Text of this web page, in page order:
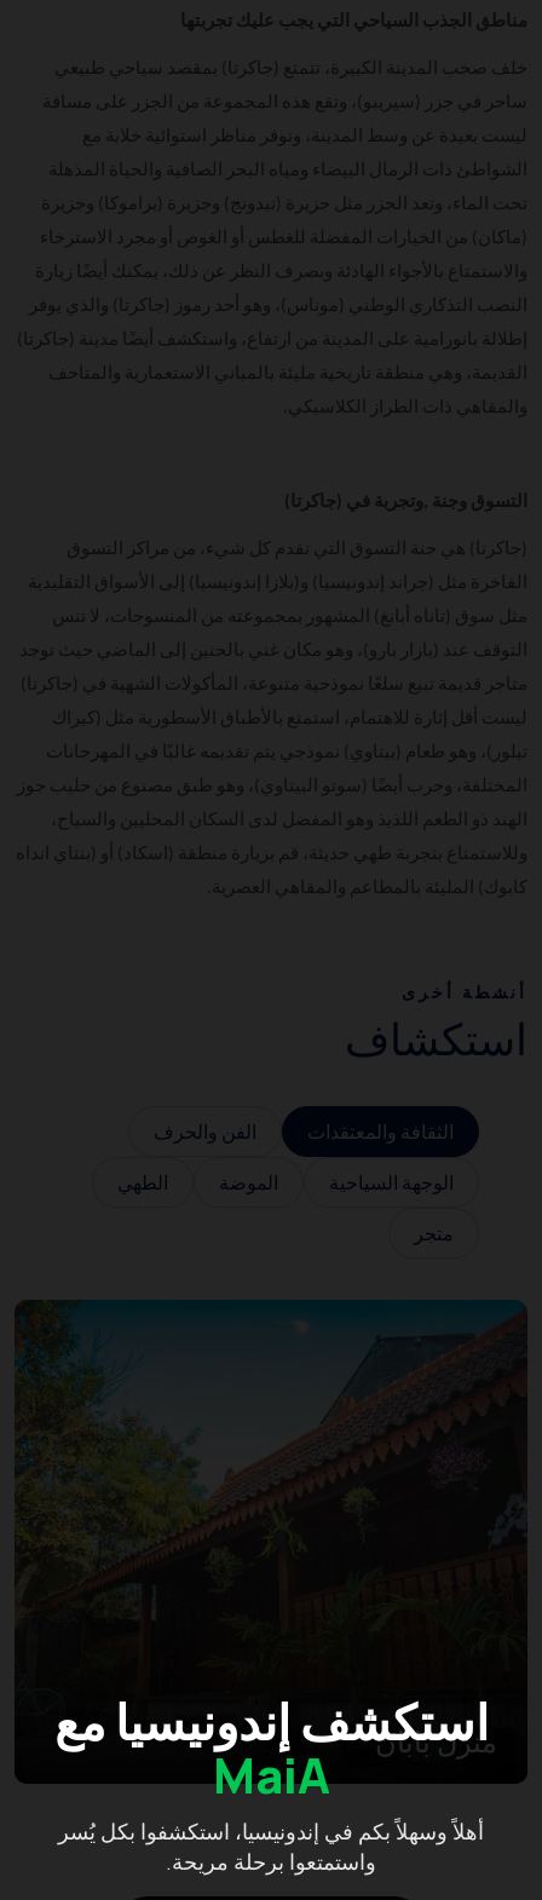
استكشف إندونيسيا مع
MaiA
أهلاً وسهلاً بكم في إندونيسيا، استكشفوا بكل يُسر
واستمتعوا برحلة مريحة.
مناطق الجذب السياحي التي يجب عليك تجربتها
خلف صخب المدينة الكبيرة، تتمتع (جاكرتا) بمقصد سياحي طبيعي
ساحر في جزر (سيريبو)، وتقع هذه المجموعة من الجزر على مسافة
ليست بعيدة عن وسط المدينة، وتوفر مناظر استوائية خلابة مع
الشواطئ ذات الرمال البيضاء ومياه البحر الصافية والحياة المذهلة
تحت الماء، وتعد الجزر مثل جزيرة (تيدونج) وجزيرة (براموكا) وجزيرة
(ماكان) من الخيارات المفضلة للغطس أو الغوص أو مجرد الاسترخاء
والاستمتاع بالأجواء الهادئة وبصرف النظر عن ذلك، يمكنك أيضًا زيارة
النصب التذكاري الوطني (موناس)، وهو أحد رموز (جاكرتا) والذي يوفر
إطلالة بانورامية على المدينة من ارتفاع، واستكشف أيضًا مدينة (جاكرتا)
القديمة، وهي منطقة تاريخية مليئة بالمباني الاستعمارية والمتاحف
والمقاهي ذات الطراز الكلاسيكي.
التسوق وجنة ,وتجربة في (جاكرتا)
(جاكرتا) هي جنة التسوق التي تقدم كل شيء، من مراكز التسوق
الفاخرة مثل (جراند إندونيسيا) و(بلازا إندونيسيا) إلى الأسواق التقليدية
مثل سوق (تاناه أبانغ) المشهور بمجموعته من المنسوجات، لا تنس
التوقف عند (بازار بارو)، وهو مكان غني بالحنين إلى الماضي حيث توجد
متاجر قديمة تبيع سلعًا نموذجية متنوعة، المأكولات الشهية في (جاكرتا)
ليست أقل إثارة للاهتمام، استمتع بالأطباق الأسطورية مثل (كيراك
تيلور)، وهو طعام (بيتاوي) نموذجي يتم تقديمه غالبًا في المهرجانات
المختلفة، وجرب أيضًا (سوتو البيتاوي)، وهو طبق مصنوع من حليب جوز
الهند ذو الطعم اللذيذ وهو المفضل لدى السكان المحليين والسياح،
وللاستمتاع بتجربة طهي حديثة، قم بزيارة منطقة (اسكاد) أو (بنتاي انداه
كابوك) المليئة بالمطاعم والمقاهي العصرية.
أنشطة أخرى
استكشاف
الثقافة والمعتقدات
الفن والحرف
الوجهة السياحية
الموضة
الطهي
متجر
منزل بابان